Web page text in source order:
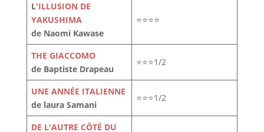
L'ILLUSION DE
YAKUSHIMA
de Naomi Kawase
⭐⭐⭐⭐
THE GIACCOMO
de Baptiste Drapeau
⭐⭐⭐1/2
UNE ANNÉE ITALIENNE
de laura Samani
⭐⭐⭐1/2
DE L'AUTRE CÔTÉ DU